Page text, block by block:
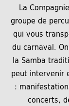
La
groupe de
qui vous
du carnaval.
la Samba
peut intervenir
:
concerts,